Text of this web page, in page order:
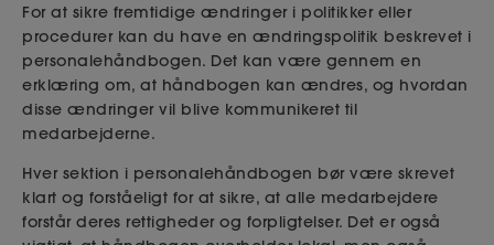
For at sikre fremtidige ændringer i politikker eller
procedurer kan du have en ændringspolitik beskrevet i
personalehåndbogen. Det kan være gennem en
erklæring om, at håndbogen kan ændres, og hvordan
disse ændringer vil blive kommunikeret til
medarbejderne.
Hver sektion i personalehåndbogen bør være skrevet
klart og forståeligt for at sikre, at alle medarbejdere
forstår deres rettigheder og forpligtelser. Det er også